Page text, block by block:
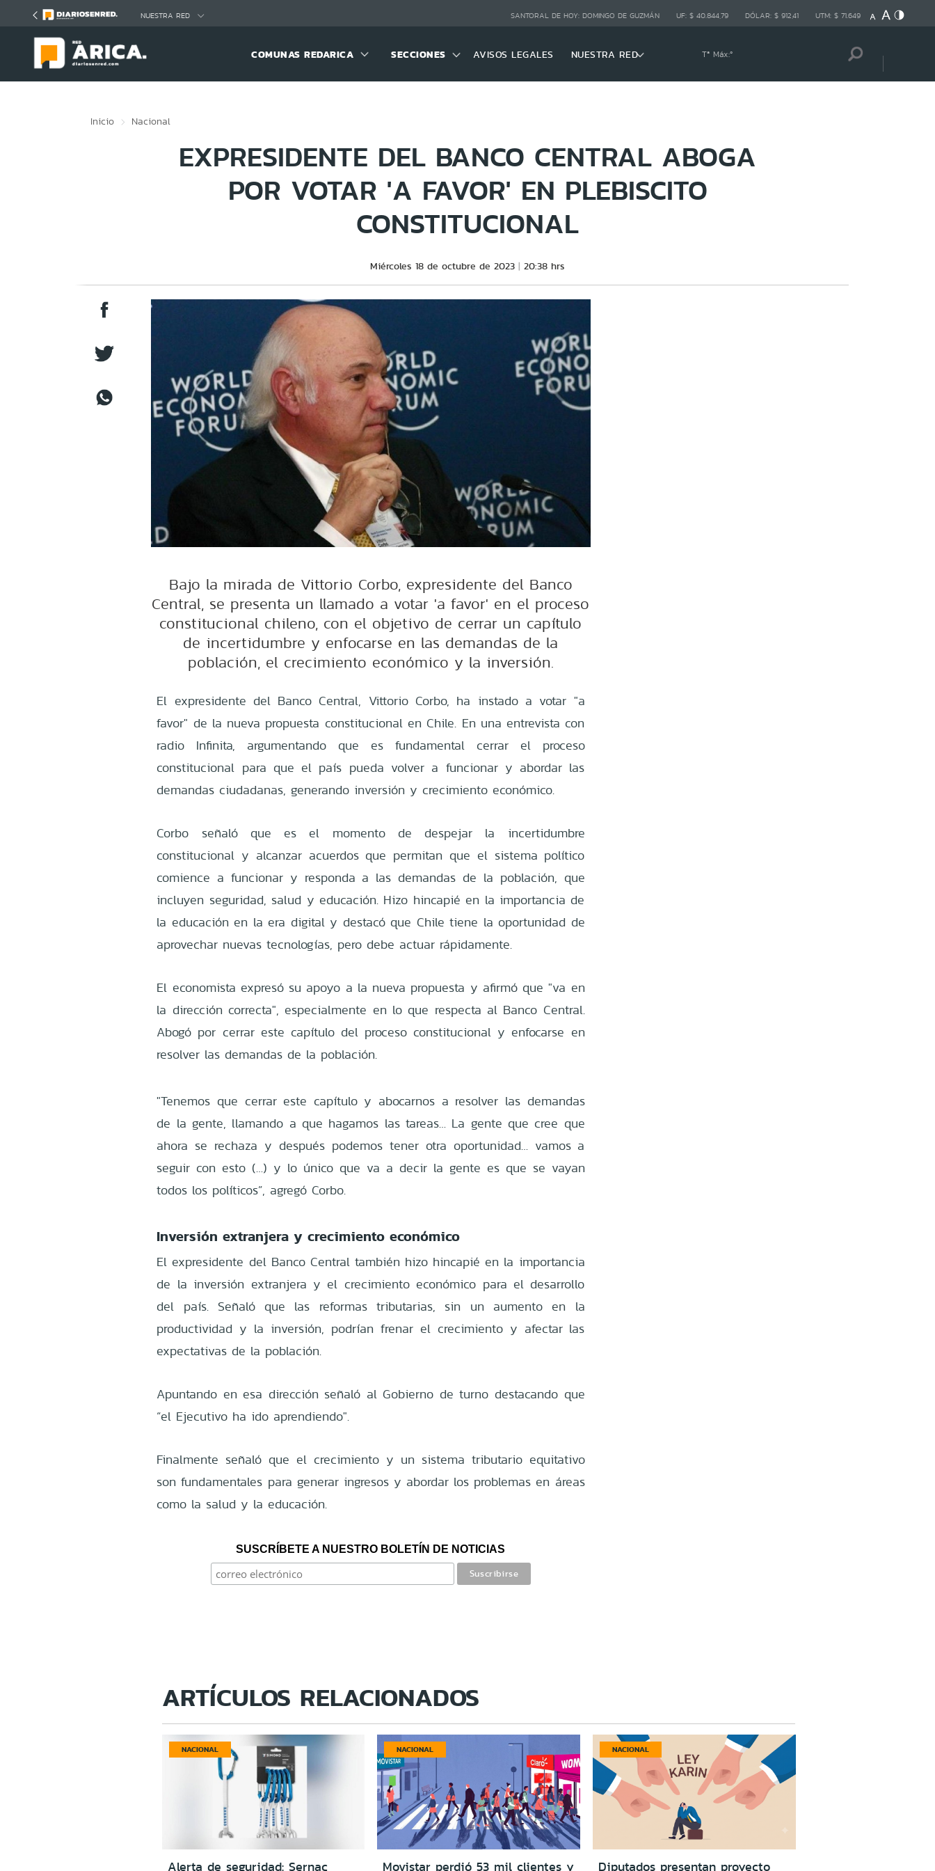
NUESTRA RED SANTORAL DE HOY: DOMINGO DE GUZMÁN UF: $ 40.844,79 DÓLAR: $ 912,41 UTM: $ 71.649
COMUNAS REDARICA SECCIONES AVISOS LEGALES NUESTRA RED Tª Máx:º
Inicio Nacional
EXPRESIDENTE DEL BANCO CENTRAL ABOGA
POR VOTAR 'A FAVOR' EN PLEBISCITO
CONSTITUCIONAL
Miércoles 18 de octubre de 2023 20:38 hrs
Bajo la mirada de Vittorio Corbo, expresidente del Banco
Central, se presenta un llamado a votar 'a favor' en el proceso
constitucional chileno, con el objetivo de cerrar un capítulo
de incertidumbre y enfocarse en las demandas de la
población, el crecimiento económico y la inversión.
El expresidente del Banco Central, Vittorio Corbo, ha instado a votar "a
favor" de la nueva propuesta constitucional en Chile. En una entrevista con
radio Infinita, argumentando que es fundamental cerrar el proceso
constitucional para que el país pueda volver a funcionar y abordar las
demandas ciudadanas, generando inversión y crecimiento económico.
Corbo señaló que es el momento de despejar la incertidumbre
constitucional y alcanzar acuerdos que permitan que el sistema político
comience a funcionar y responda a las demandas de la población, que
incluyen seguridad, salud y educación. Hizo hincapié en la importancia de
la educación en la era digital y destacó que Chile tiene la oportunidad de
aprovechar nuevas tecnologías, pero debe actuar rápidamente.
El economista expresó su apoyo a la nueva propuesta y afirmó que "va en
la dirección correcta", especialmente en lo que respecta al Banco Central.
Abogó por cerrar este capítulo del proceso constitucional y enfocarse en
resolver las demandas de la población.
"Tenemos que cerrar este capítulo y abocarnos a resolver las demandas
de la gente, llamando a que hagamos las tareas… La gente que cree que
ahora se rechaza y después podemos tener otra oportunidad… vamos a
seguir con esto (…) y lo único que va a decir la gente es que se vayan
todos los políticos”, agregó Corbo.
Inversión extranjera y crecimiento económico
El expresidente del Banco Central también hizo hincapié en la importancia
de la inversión extranjera y el crecimiento económico para el desarrollo
del país. Señaló que las reformas tributarias, sin un aumento en la
productividad y la inversión, podrían frenar el crecimiento y afectar las
expectativas de la población.
Apuntando en esa dirección señaló al Gobierno de turno destacando que
“el Ejecutivo ha ido aprendiendo".
Finalmente señaló que el crecimiento y un sistema tributario equitativo
son fundamentales para generar ingresos y abordar los problemas en áreas
como la salud y la educación.
SUSCRÍBETE A NUESTRO BOLETÍN DE NOTICIAS
ARTÍCULOS RELACIONADOS
NACIONAL
Alerta de seguridad: Sernac
NACIONAL
Movistar perdió 53 mil clientes y
NACIONAL
Diputados presentan proyecto